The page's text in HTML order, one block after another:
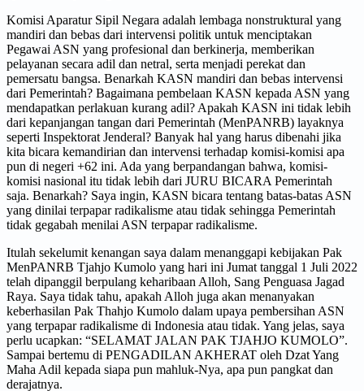
Komisi Aparatur Sipil Negara adalah lembaga nonstruktural yang
mandiri dan bebas dari intervensi politik untuk menciptakan
Pegawai ASN yang profesional dan berkinerja, memberikan
pelayanan secara adil dan netral, serta menjadi perekat dan
pemersatu bangsa. Benarkah KASN mandiri dan bebas intervensi
dari Pemerintah? Bagaimana pembelaan KASN kepada ASN yang
mendapatkan perlakuan kurang adil? Apakah KASN ini tidak lebih
dari kepanjangan tangan dari Pemerintah (MenPANRB) layaknya
seperti Inspektorat Jenderal? Banyak hal yang harus dibenahi jika
kita bicara kemandirian dan intervensi terhadap komisi-komisi apa
pun di negeri +62 ini. Ada yang berpandangan bahwa, komisi-
komisi nasional itu tidak lebih dari JURU BICARA Pemerintah
saja. Benarkah? Saya ingin, KASN bicara tentang batas-batas ASN
yang dinilai terpapar radikalisme atau tidak sehingga Pemerintah
tidak gegabah menilai ASN terpapar radikalisme.
Itulah sekelumit kenangan saya dalam menanggapi kebijakan Pak
MenPANRB Tjahjo Kumolo yang hari ini Jumat tanggal 1 Juli 2022
telah dipanggil berpulang keharibaan Alloh, Sang Penguasa Jagad
Raya. Saya tidak tahu, apakah Alloh juga akan menanyakan
keberhasilan Pak Thahjo Kumolo dalam upaya pembersihan ASN
yang terpapar radikalisme di Indonesia atau tidak. Yang jelas, saya
perlu ucapkan: “SELAMAT JALAN PAK TJAHJO KUMOLO”.
Sampai bertemu di PENGADILAN AKHERAT oleh Dzat Yang
Maha Adil kepada siapa pun mahluk-Nya, apa pun pangkat dan
derajatnya.